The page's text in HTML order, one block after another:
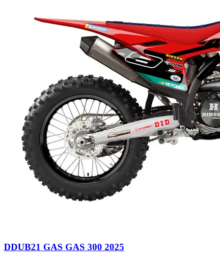
DDUB21 GAS GAS 300 2025